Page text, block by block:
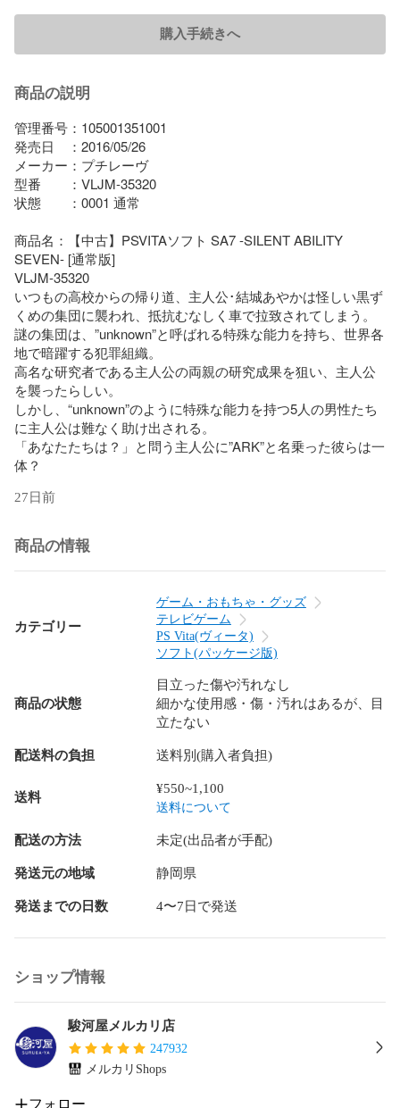
購入手続きへ
商品の説明
管理番号：105001351001
発売日　：2016/05/26
メーカー：プチレーヴ
型番　　：VLJM-35320
状態　　：0001 通常
商品名：【中古】PSVITAソフト SA7 -SILENT ABILITY
SEVEN- [通常版]
VLJM-35320
いつもの高校からの帰り道、主人公･結城あやかは怪しい黒ず
くめの集団に襲われ、抵抗むなしく車で拉致されてしまう。
謎の集団は、”unknown”と呼ばれる特殊な能力を持ち、世界各
地で暗躍する犯罪組織。
高名な研究者である主人公の両親の研究成果を狙い、主人公
を襲ったらしい。
しかし、“unknown”のように特殊な能力を持つ5人の男性たち
に主人公は難なく助け出される。
「あなたたちは？」と問う主人公に”ARK”と名乗った彼らは一
体？
27日前
商品の情報
カテゴリー
ゲーム・おもちゃ・グッズ
テレビゲーム
PS Vita(ヴィータ)
ソフト(パッケージ版)
商品の状態
目立った傷や汚れなし
細かな使用感・傷・汚れはあるが、目
立たない
配送料の負担 送料別(購入者負担)
送料
¥550~1,100
送料について
配送の方法 未定(出品者が手配)
発送元の地域 静岡県
発送までの日数 4〜7日で発送
ショップ情報
駿河屋メルカリ店
247932
メルカリShops
フォロー